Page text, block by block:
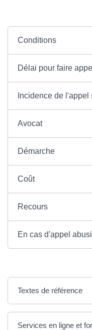
Conditions
Délai pour faire appel
Incidence de
Avocat
Démarche
Coût
Recours
En cas d'appel
Textes de référence
Services en ligne et